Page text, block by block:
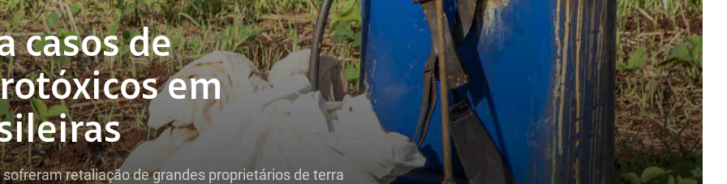
casos de
em
retaliação de grandes proprietários de terra